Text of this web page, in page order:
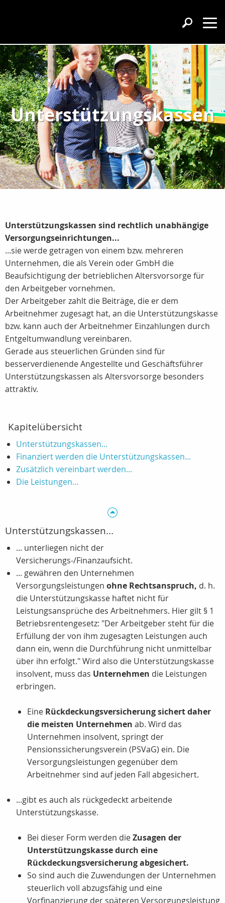
Unterstützungskassen
Unterstützungskassen sind rechtlich unabhängige
Versorgungseinrichtungen...
...sie werde getragen von einem bzw. mehreren
Unternehmen, die als Verein oder GmbH die
Beaufsichtigung der betrieblichen Altersvorsorge für
den Arbeitgeber vornehmen.
Der Arbeitgeber zahlt die Beiträge, die er dem
Arbeitnehmer zugesagt hat, an die Unterstützungskasse
bzw. kann auch der Arbeitnehmer Einzahlungen durch
Entgeltumwandlung vereinbaren.
Gerade aus steuerlichen Gründen sind für
besserverdienende Angestellte und Geschäftsführer
Unterstützungskassen als Altersvorsorge besonders
attraktiv.
Kapitelübersicht
Unterstützungskassen...
Finanziert werden die Unterstützungskassen...
Zusätzlich vereinbart werden...
Die Leistungen...
Unterstützungskassen...
... unterliegen nicht der
Versicherungs-/Finanzaufsicht.
... gewähren den Unternehmen
Versorgungsleistungen ohne Rechtsanspruch, d. h.
die Unterstützungskasse haftet nicht für
Leistungsansprüche des Arbeitnehmers. Hier gilt § 1
Betriebsrentengesetz: "Der Arbeitgeber steht für die
Erfüllung der von ihm zugesagten Leistungen auch
dann ein, wenn die Durchführung nicht unmittelbar
über ihn erfolgt." Wird also die Unterstützungskasse
insolvent, muss das Unternehmen die Leistungen
erbringen.
Eine Rückdeckungsversicherung sichert daher
die meisten Unternehmen ab. Wird das
Unternehmen insolvent, springt der
Pensionssicherungsverein (PSVaG) ein. Die
Versorgungsleistungen gegenüber dem
Arbeitnehmer sind auf jeden Fall abgesichert.
...gibt es auch als rückgedeckt arbeitende
Unterstützungskasse.
Bei dieser Form werden dieZusagen der
Unterstützungskasse durch eine
Rückdeckungsversicherung abgesichert.
So sind auch die Zuwendungen der Unternehmen
steuerlich voll abzugsfähig und eine
Vorfinanzierung der späteren Versorgungsleistung